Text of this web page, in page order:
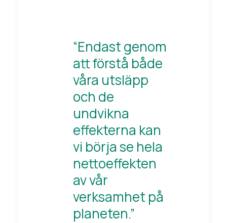
“Endast genom
att förstå både
våra utsläpp
och de
undvikna
effekterna kan
vi börja se hela
nettoeffekten
av vår
verksamhet på
planeten.”